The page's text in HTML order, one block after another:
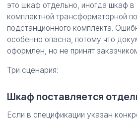
это шкаф отдельно, иногда шкаф в
комплектной трансформаторной
подстанционного комплекта.
особенно опасна, потому что
оформлен, но не принят
Три сценария:
Шкаф поставляется
Если в спецификации указан